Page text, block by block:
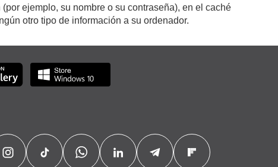
ejemplo, su nombre o su contraseña), en el caché
otro tipo de información a su ordenador.